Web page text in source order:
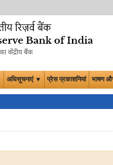
अधिसूचनाएं ▼ प्रेस प्रकाशनियां भाषण और